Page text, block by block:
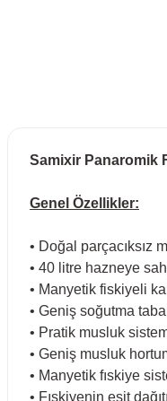
Samixir Panaromik
Genel Özellikler:
• Doğal parçacıksız
• 40 litre hazneye
• Manyetik fiskiyeli
• Geniş soğutma
• Pratik musluk
• Geniş musluk
• Manyetik fıskiye
• Fıskiyenin eşit